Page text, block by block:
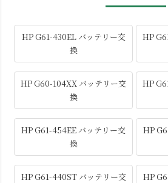
HP G61-430EL バッテリー交
換
HP
HP G60-104XX バッテリー交
換
HP
HP G61-454EE バッテリー交
換
HP
HP G61-440ST バッテリー交
HP